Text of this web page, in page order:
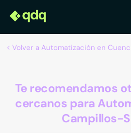
Volver a Automatización en
Te recomendamos
cercanos para
Campillos-